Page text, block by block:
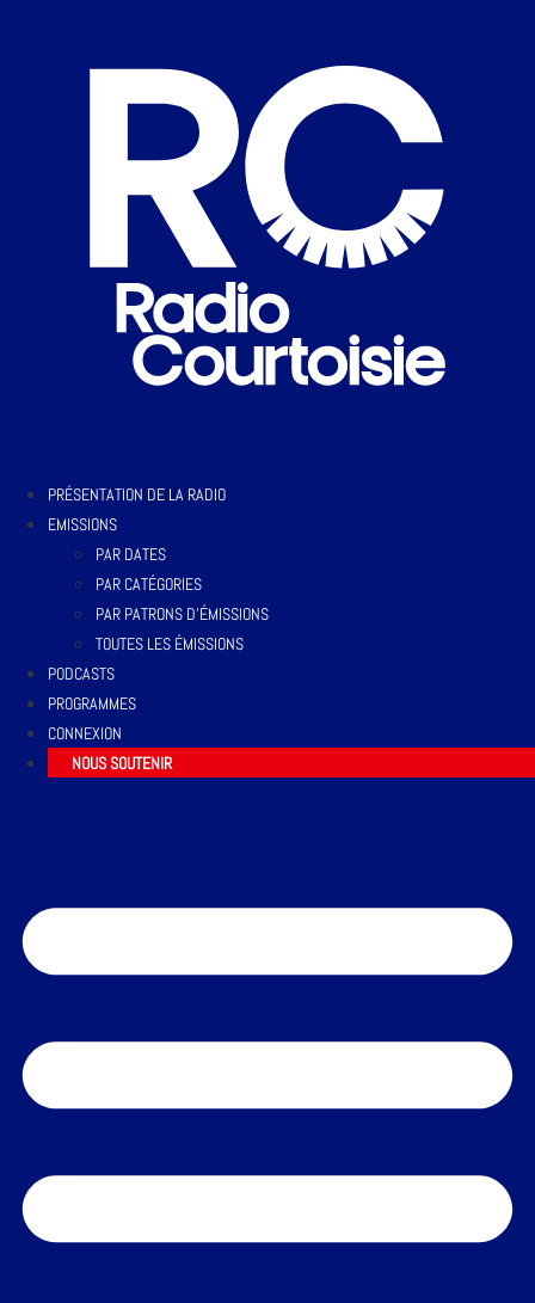
PRÉSENTATION DE LA RADIO
EMISSIONS
PAR DATES
PAR CATÉGORIES
PAR PATRONS D’ÉMISSIONS
TOUTES LES ÉMISSIONS
PODCASTS
PROGRAMMES
CONNEXION
NOUS SOUTENIR